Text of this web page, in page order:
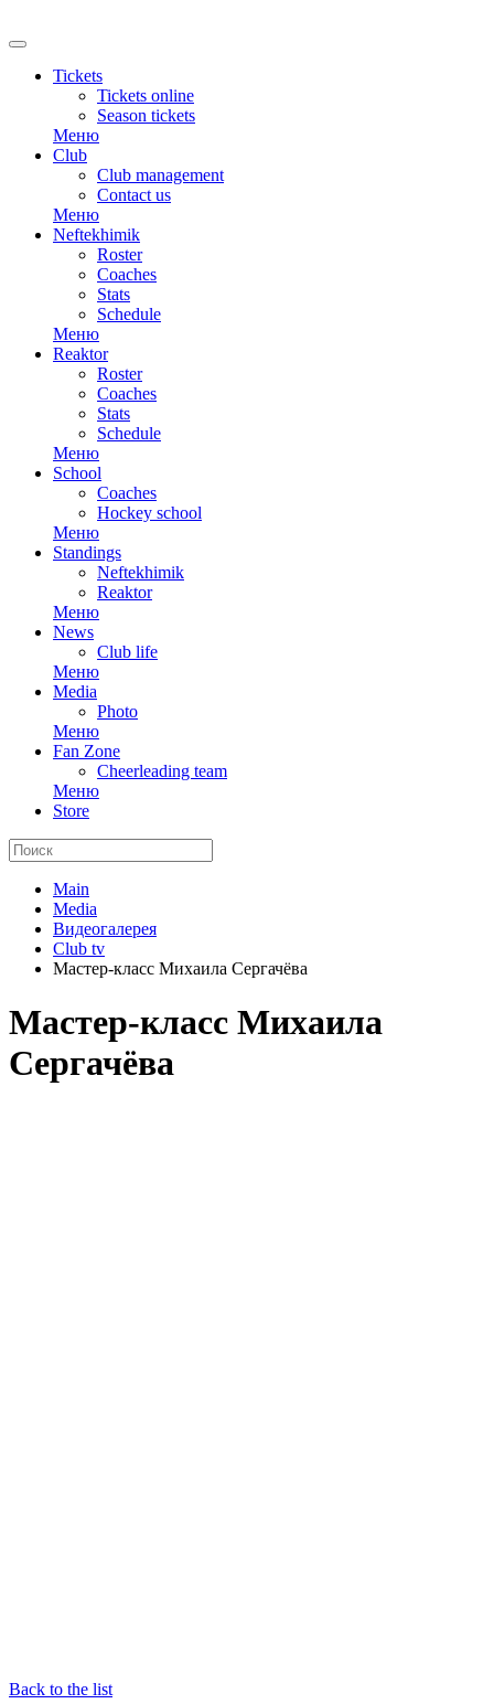
Tickets
Tickets online
Season tickets
Меню
Club
Club management
Contact us
Меню
Neftekhimik
Roster
Coaches
Stats
Schedule
Меню
Reaktor
Roster
Coaches
Stats
Schedule
Меню
School
Coaches
Hockey school
Меню
Standings
Neftekhimik
Reaktor
Меню
News
Club life
Меню
Media
Photo
Меню
Fan Zone
Cheerleading team
Меню
Store
Main
Media
Видеогалерея
Club tv
Мастер-класс Михаила Сергачёва
Мастер-класс Михаила
Сергачёва
Back to the list